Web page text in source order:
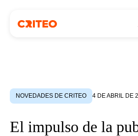
NOVEDADES DE CRITEO 4 DE ABRIL DE
El impulso de la